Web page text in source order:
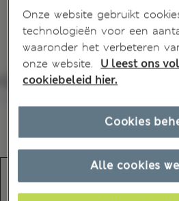
Onze website gebruikt
technologieën voor een
waaronder het verbeteren
onze website.
U leest ons
cookiebeleid hier.
Alle cookies
Cookies